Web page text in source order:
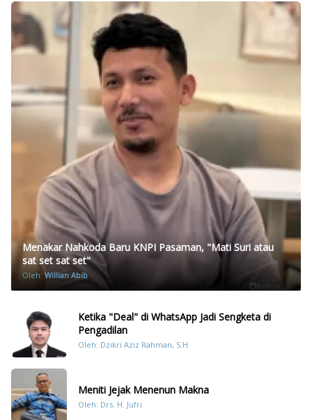
Menakar Nahkoda Baru KNPI Pasaman, "Mati Suri atau
sat set sat set"
Oleh:Willian Abib
Ketika "Deal" di WhatsApp Jadi Sengketa di
Pengadilan
Oleh: Dzikri Aziz Rahman, S.H
Meniti Jejak Menenun Makna
Oleh: Drs. H. Jufri